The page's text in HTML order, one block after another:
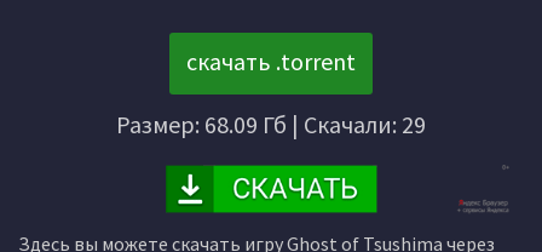
скачать .torrent
Размер: 68.09 Гб | Скачали: 29
Здесь вы можете скачать игру Ghost of Tsushima через